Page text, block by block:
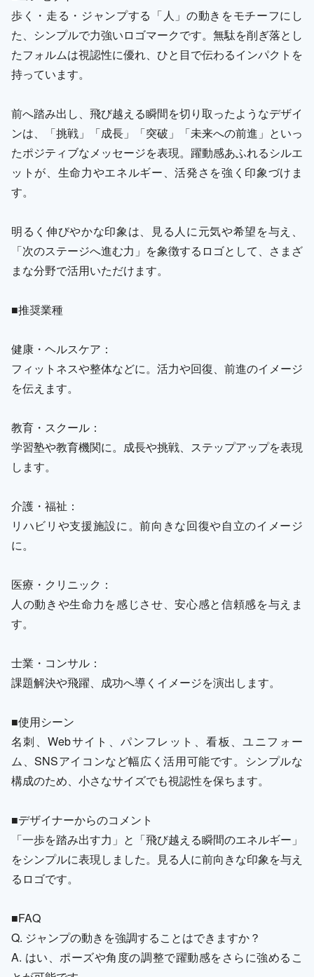
歩く・走る・ジャンプする「人」の動きをモチーフにし
た、シンプルで力強いロゴマークです。無駄を削ぎ落とし
たフォルムは視認性に優れ、ひと目で伝わるインパクトを
持っています。
前へ踏み出し、飛び越える瞬間を切り取ったようなデザイ
ンは、「挑戦」「成長」「突破」「未来への前進」といっ
たポジティブなメッセージを表現。躍動感あふれるシルエ
ットが、生命力やエネルギー、活発さを強く印象づけま
す。
明るく伸びやかな印象は、見る人に元気や希望を与え、
「次のステージへ進む力」を象徴するロゴとして、さまざ
まな分野で活用いただけます。
■推奨業種
健康・ヘルスケア：
フィットネスや整体などに。活力や回復、前進のイメージ
を伝えます。
教育・スクール：
学習塾や教育機関に。成長や挑戦、ステップアップを表現
します。
介護・福祉：
リハビリや支援施設に。前向きな回復や自立のイメージ
に。
医療・クリニック：
人の動きや生命力を感じさせ、安心感と信頼感を与えま
す。
士業・コンサル：
課題解決や飛躍、成功へ導くイメージを演出します。
■使用シーン
名刺、Webサイト、パンフレット、看板、ユニフォー
ム、SNSアイコンなど幅広く活用可能です。シンプルな
構成のため、小さなサイズでも視認性を保ちます。
■デザイナーからのコメント
「一歩を踏み出す力」と「飛び越える瞬間のエネルギー」
をシンプルに表現しました。見る人に前向きな印象を与え
るロゴです。
■FAQ
Q. ジャンプの動きを強調することはできますか？
A. はい、ポーズや角度の調整で躍動感をさらに強めるこ